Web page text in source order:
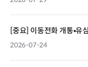
[중요] 이동전화 개통•유
2026-07-24